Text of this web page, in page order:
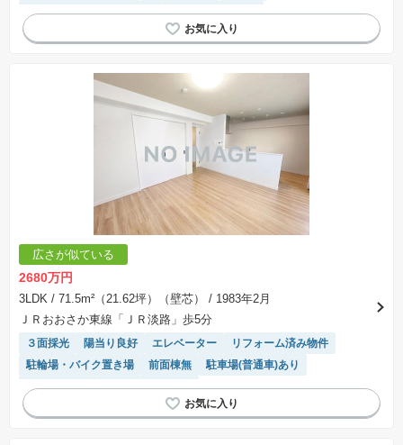
モニター付きインターホン システムキッチン
広さが似ている
2680万円
3LDK / 71.5m²（21.62坪）（壁芯）
/ 1983年2月
ＪＲおおさか東線「ＪＲ淡路」歩5分
３面採光 陽当り良好 エレベーター
リフォーム済み物件
駐輪場・バイク置き場
前面棟無
駐車場(普通車)あり
対面キッチン
システムキッチン